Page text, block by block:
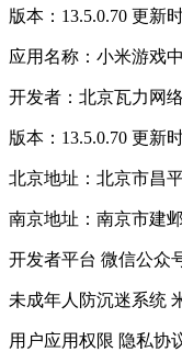
版本：13.5.0.70 更新
应用名称：小米游戏
开发者：北京瓦力网
版本：13.5.0.70 更新
北京地址：北京市昌
南京地址：南京市建
开发者平台 微信公众
未成年人防沉迷系统
用户应用权限 隐私协